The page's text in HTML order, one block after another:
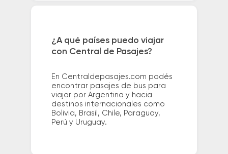
¿A qué países puedo viajar
con Central de Pasajes?
En Centraldepasajes.com podés
encontrar pasajes de bus para
viajar por Argentina y hacia
destinos internacionales como
Bolivia, Brasil, Chile, Paraguay,
Perú y Uruguay.